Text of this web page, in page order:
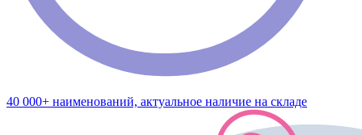
40 000+ наименований, актуальное наличие на складе